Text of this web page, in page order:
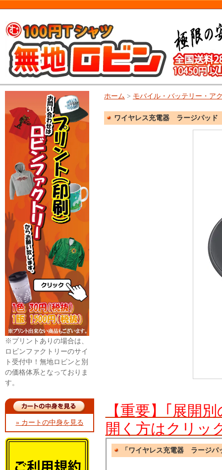
※プリントありの場合は、
ロビンファクトリーのサイ
ト受付中！無地ロビンと別
の価格体系となっておりま
す。
» カートの中身を見る
ホーム > モバイル・バッテリー・ア
ワイヤレス充電器 ラージパッド
【重要】｢展開
開く方はクリッ